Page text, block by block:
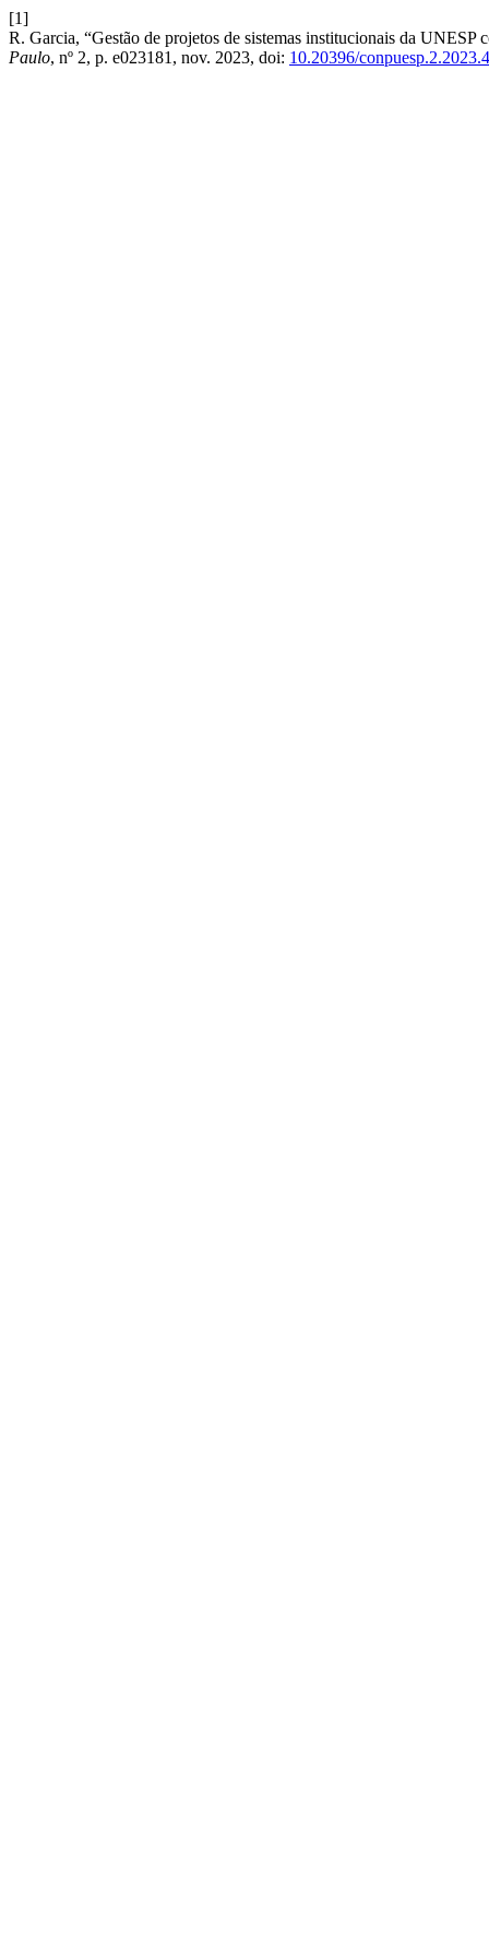
[1]
R. Garcia, “Gestão de projetos de sistemas institucionais da UNESP
Paulo, nº 2, p. e023181, nov. 2023, doi: 10.20396/